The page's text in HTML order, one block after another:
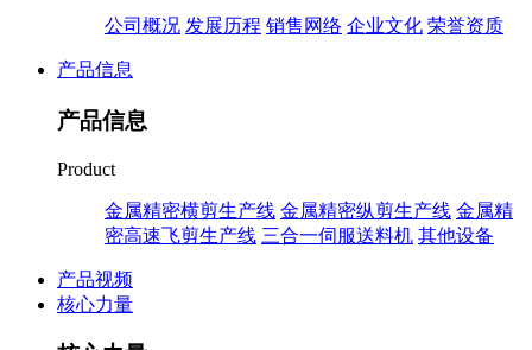
公司概况 发展历程 销售网络 企业文化 荣誉资质
产品信息
产品信息
Product
金属精密横剪生产线 金属精密纵剪生产线 金属精
密高速飞剪生产线 三合一伺服送料机 其他设备
产品视频
核心力量